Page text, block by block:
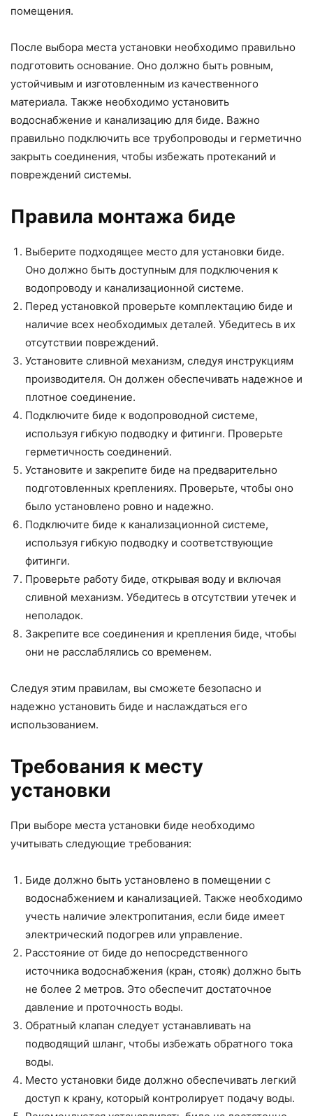
помещения.
После выбора места установки необходимо правильно
подготовить основание. Оно должно быть ровным,
устойчивым и изготовленным из качественного
материала. Также необходимо установить
водоснабжение и канализацию для биде. Важно
правильно подключить все трубопроводы и герметично
закрыть соединения, чтобы избежать протеканий и
повреждений системы.
Правила монтажа биде
Выберите подходящее место для установки биде.
Оно должно быть доступным для подключения к
водопроводу и канализационной системе.
Перед установкой проверьте комплектацию биде и
наличие всех необходимых деталей. Убедитесь в их
отсутствии повреждений.
Установите сливной механизм, следуя инструкциям
производителя. Он должен обеспечивать надежное и
плотное соединение.
Подключите биде к водопроводной системе,
используя гибкую подводку и фитинги. Проверьте
герметичность соединений.
Установите и закрепите биде на предварительно
подготовленных креплениях. Проверьте, чтобы оно
было установлено ровно и надежно.
Подключите биде к канализационной системе,
используя гибкую подводку и соответствующие
фитинги.
Проверьте работу биде, открывая воду и включая
сливной механизм. Убедитесь в отсутствии утечек и
неполадок.
Закрепите все соединения и крепления биде, чтобы
они не расслаблялись со временем.
Следуя этим правилам, вы сможете безопасно и
надежно установить биде и наслаждаться его
использованием.
Требования к месту
установки
При выборе места установки биде необходимо
учитывать следующие требования:
Биде должно быть установлено в помещении с
водоснабжением и канализацией. Также необходимо
учесть наличие электропитания, если биде имеет
электрический подогрев или управление.
Расстояние от биде до непосредственного
источника водоснабжения (кран, стояк) должно быть
не более 2 метров. Это обеспечит достаточное
давление и проточность воды.
Обратный клапан следует устанавливать на
подводящий шланг, чтобы избежать обратного тока
воды.
Место установки биде должно обеспечивать легкий
доступ к крану, который контролирует подачу воды.